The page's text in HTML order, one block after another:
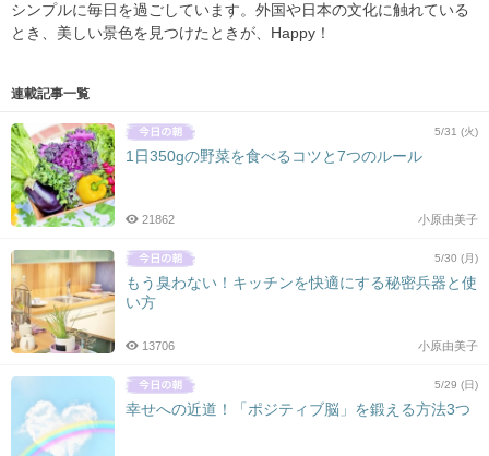
シンプルに毎日を過ごしています。外国や日本の文化に触れている
とき、美しい景色を見つけたときが、Happy！
連載記事一覧
5/31 (火)
1日350gの野菜を食べるコツと7つのルール
小原由美子
21862
5/30 (月)
もう臭わない！キッチンを快適にする秘密兵器と使
い方
小原由美子
13706
5/29 (日)
幸せへの近道！「ポジティブ脳」を鍛える方法3つ